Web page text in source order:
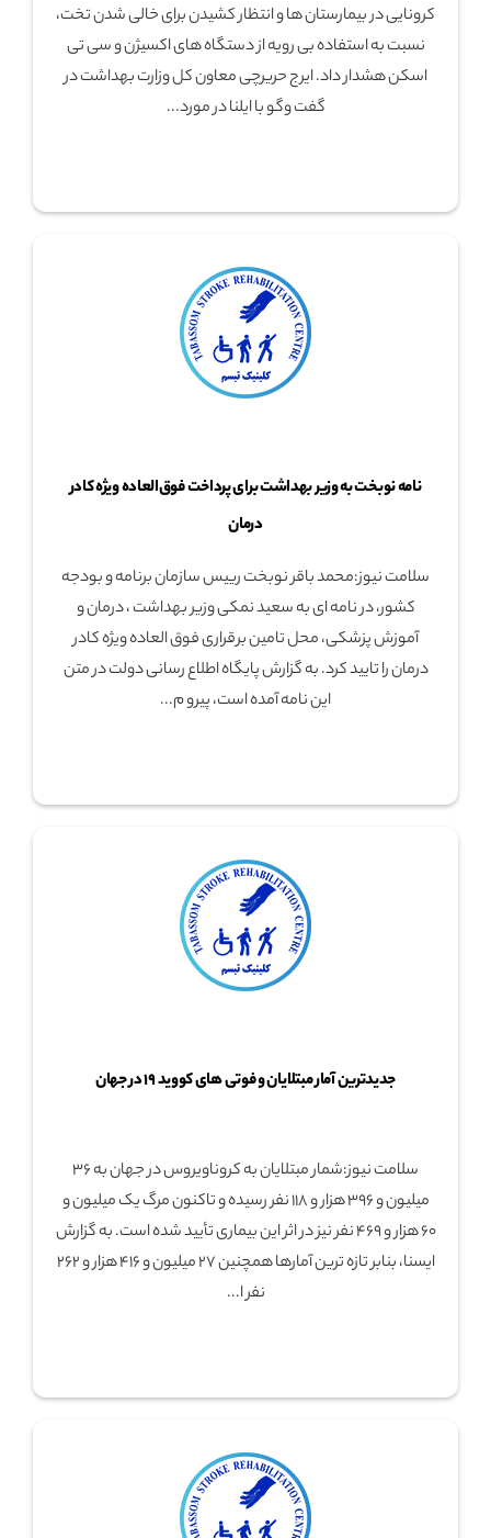
کرونایی در بیمارستان ها و انتظار کشیدن برای خالی شدن تخت،
نسبت به استفاده بی رویه از دستگاه های اکسیژن و سی تی
اسکن هشدار داد. ایرج حریرچی معاون کل وزارت بهداشت در
گفت وگو با ایلنا در مورد...
نامه نوبخت به وزیر بهداشت برای پرداخت فوق‌العاده ویژه کادر
درمان
سلامت نیوز:محمد باقر نوبخت رییس سازمان برنامه و بودجه
کشور، در نامه ای به سعید نمکی وزیر بهداشت ، درمان و
آموزش پزشکی، محل تامین برقراری فوق العاده ویژه کادر
درمان را تایید کرد. به گزارش پایگاه اطلاع رسانی دولت در متن
این نامه آمده است، پیرو م...
جدیدترین آمار مبتلایان و فوتی های کووید ۱۹ در جهان
سلامت نیوز:شمار مبتلایان به کروناویروس در جهان به ۳۶
میلیون و ۳۹۶ هزار و ۱۱۸ نفر رسیده و تاکنون مرگ یک میلیون و
۶۰ هزار و ۴۶۹ نفر نیز در اثر این بیماری تأیید شده است. به گزارش
ایسنا، بنابر تازه ترین آمارها همچنین ۲۷ میلیون و ۴۱۶ هزار و ۲۶۲
نفر ا...